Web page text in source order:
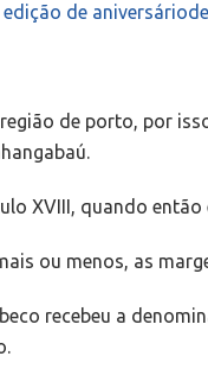
de
de porto, por
XVIII, quando
ou menos, as
recebeu a